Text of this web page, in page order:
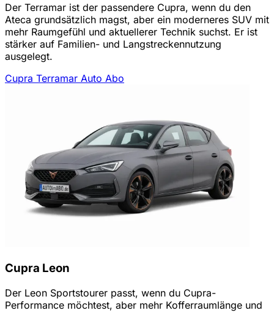
Der Terramar ist der passendere Cupra, wenn du den
Ateca grundsätzlich magst, aber ein moderneres SUV mit
mehr Raumgefühl und aktuellerer Technik suchst. Er ist
stärker auf Familien- und Langstreckennutzung
ausgelegt.
Cupra Terramar Auto Abo
Cupra Leon
Der Leon Sportstourer passt, wenn du Cupra-
Performance möchtest, aber mehr Kofferraumlänge und